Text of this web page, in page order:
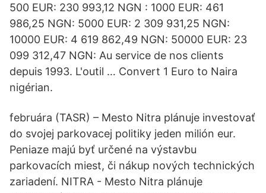
500 EUR: 230 993,12 NGN : 1000 EUR: 461
986,25 NGN: 5000 EUR: 2 309 931,25 NGN:
10000 EUR: 4 619 862,49 NGN: 50000 EUR: 23
099 312,47 NGN: Au service de nos clients
depuis 1993. L'outil … Convert 1 Euro to Naira
nigérian.
februára (TASR) – Mesto Nitra plánuje investovať
do svojej parkovacej politiky jeden milión eur.
Peniaze majú byť určené na výstavbu
parkovacích miest, či nákup nových technických
zariadení. NITRA - Mesto Nitra plánuje